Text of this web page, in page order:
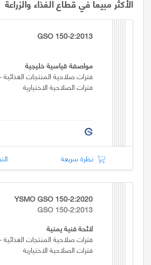
الأكثر مبيعاً في قطاع الغذاء والزراعة
GSO 150-2:2013
مواصفة قياسية خليجية
فترات صلاحية المنتجات الغذائية -
فترات الصلاحية الاختيارية
نظرة سريعة
YSMO GSO 150-2:2020
GSO 150-2:2013
لائحة فنية يمنية
فترات صلاحية المنتجات الغذائية -
فترات الصلاحية الاختيارية